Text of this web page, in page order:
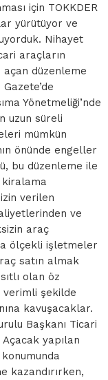
için TOKKDER
yürütüyor ve
Nihayet
araçların
düzenleme
Yönetmeliği’nde
uzun süreli
mümkün
önünde engeller
bu düzenleme ile
kiralama
verilen
ve
araç
ölçekli işletmeler
satın almak
olan öz
verimli şekilde
kavuşacaklar.
Başkanı Ticari
yapılan
kazandırırken,